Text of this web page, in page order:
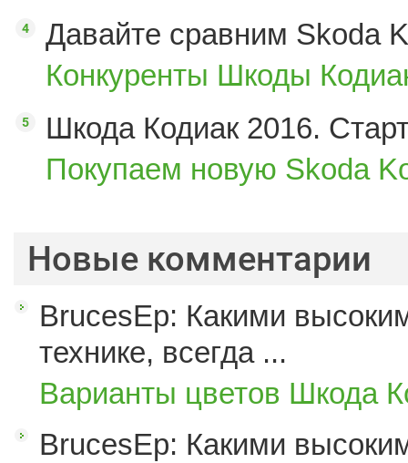
Давайте сравним Skoda
Конкуренты Шкоды
Шкода Кодиак 2016.
Покупаем новую Skoda
Новые комментарии
BrucesEp: Какими
технике, всегда ...
Варианты цветов Шкода
BrucesEp: Какими